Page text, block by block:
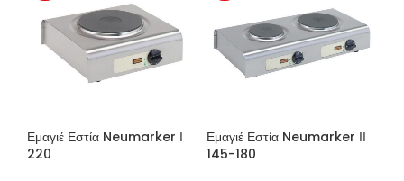
Εμαγιέ Εστία Neumarker Ι
220
Εμαγιέ Εστία Neumarker ΙΙ
145-180